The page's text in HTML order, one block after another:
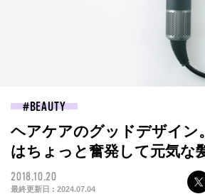
BEAUTY
ヘアケアのグッドデザイン
はちょっと奮発して元気な
2018.10.20
最終更新日 : 2024.07.04